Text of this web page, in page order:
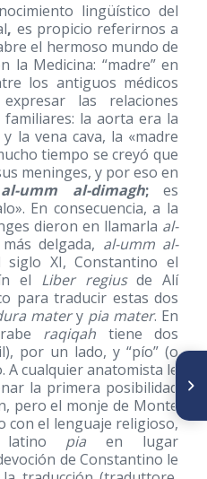
lingüístico del
, es propicio referirnos a
el hermoso mundo de
la Medicina: “madre” en
los antiguos médicos
las relaciones
la aorta era la
la vena cava, la «madre
tiempo se creyó que
meninges, y por eso en
al-umm al-dimagh; es
En consecuencia, a la
dieron en llamarla al-
delgada, al-umm al-
siglo XI, Constantino el
el Liber regiusde Alí
para traducir estas dos
matery pia mater. En
raqiqah tiene dos
por un lado, y “pío” (o
cualquier anatomista le
la primera posibilidad
pero el monje de Monte
con el lenguaje religioso,
latino piaen lugar
de Constantino le
SIGUIENTE ARTÍCULO
Juicio Crítico al Trabajo de
incorporación del Dr. Miguel
Angel De Lima: “Algunas
curiosidades linguisticas en la
Medicina”